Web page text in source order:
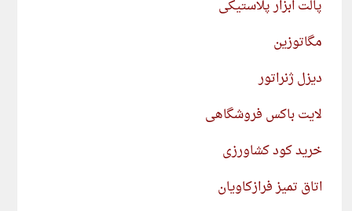
پالت ابزار پلاستیکی
مگاتوزین
دیزل ژنراتور
لایت باکس فروشگاهی
خرید کود کشاورزی
اتاق تمیز فرازکاویان